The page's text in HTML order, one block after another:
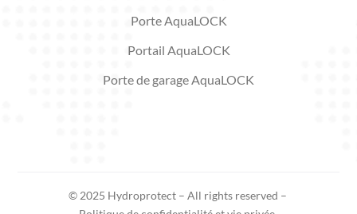
Porte AquaLOCK
Portail AquaLOCK
Porte de garage AquaLOCK
© 2025 Hydroprotect – All rights reserved –